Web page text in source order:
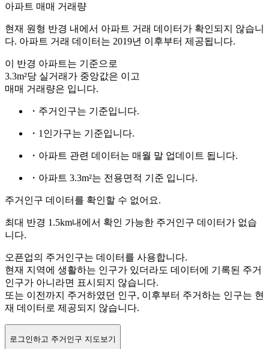
아파트 매매 거래량
현재 원형 반경 내에서 아파트 거래 데이터가 확인되지 않습니
다. 아파트 거래 데이터는 2019년 이후부터 제공됩니다.
이 반경 아파트는 기준으로
3.3m²당 실거래가 중앙값은 이고
매매 거래량은 입니다.
・주거인구는 기준입니다.
・1인가구는 기준입니다.
・아파트 관련 데이터는 매월 말 업데이트 됩니다.
・아파트 3.3m²는 전용면적 기준 입니다.
주거인구 데이터를 확인할 수 없어요.
최대 반경 1.5km내에서 확인 가능한 주거인구 데이터가 없습
니다.
오픈업의 주거인구는 데이터를 사용합니다.
현재 지역에 생활하는 인구가 있더라도 데이터에 기록된 주거
인구가 아니라면 표시되지 않습니다.
또는 이전까지 주거하였던 인구, 이후부터 주거하는 인구는 현
재 데이터로 제공되지 않습니다.
로그인하고 주거인구 지도보기